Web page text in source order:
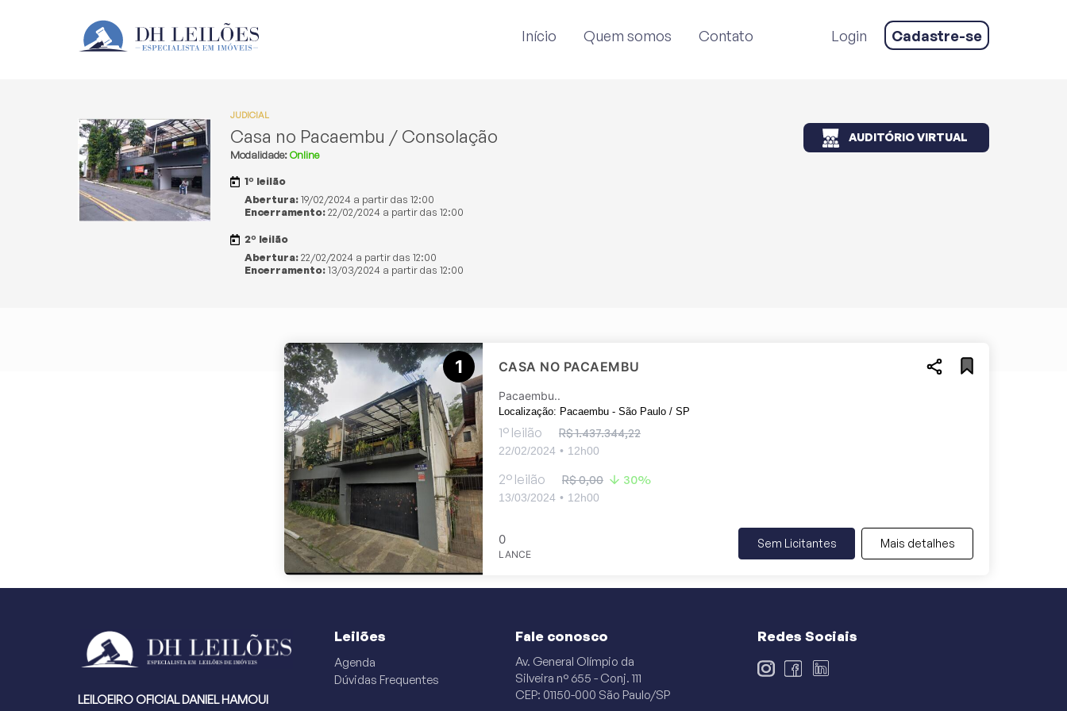
Início Quem somos Contato Login Cadastre-se
JUDICIAL
Casa no Pacaembu / Consolação
Modalidade:Online
1º leilão
Abertura:19/02/2024 a partir das 12:00
Encerramento:22/02/2024 a partir das 12:00
2º leilão
Abertura:22/02/2024 a partir das 12:00
Encerramento:13/03/2024 a partir das 12:00
AUDITÓRIO VIRTUAL
1 CASA NO PACAEMBU
Pacaembu..
Localização: Pacaembu - São Paulo / SP
1° leilão R$ 1.437.344,22
22/02/2024 • 12h00
2° leilão R$ 0,00
13/03/2024 • 12h00
30%
0
LANCE
Sem Licitantes Mais detalhes
LEILOEIRO OFICIAL DANIEL HAMOUI
Leilões
Agenda
Dúvidas Frequentes
Fale conosco
Av. General Olímpio da
Silveira n° 655 - Conj. 111
CEP: 01150-000 São Paulo/SP
Redes Sociais